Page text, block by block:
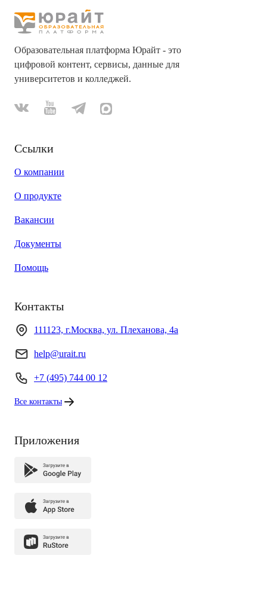
Образовательная платформа Юрайт - это
цифровой контент, сервисы, данные для
университетов и колледжей.
Ссылки
О компании
О продукте
Вакансии
Документы
Помощь
Контакты
111123, г.Москва, ул. Плеханова, 4а
help@urait.ru
+7 (495) 744 00 12
Все контакты
Приложения